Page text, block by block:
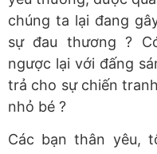
chúng ta lại đang
sự đau thương ?
ngược lại với đấng
trả cho sự chiến
nhỏ bé ?
Các bạn thân yêu,